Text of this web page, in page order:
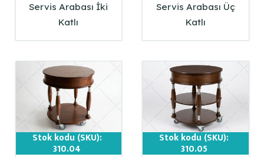
Servis Arabası İki
Katlı
Servis Arabası Üç
Katlı
Stok kodu (SKU):
310.04
Stok kodu (SKU):
310.05